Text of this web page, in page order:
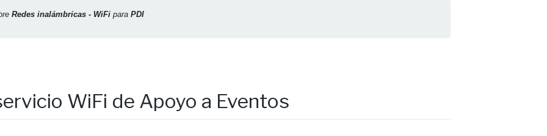
Redes inalámbricas - WiFi para PDI
WiFi de Apoyo a Eventos